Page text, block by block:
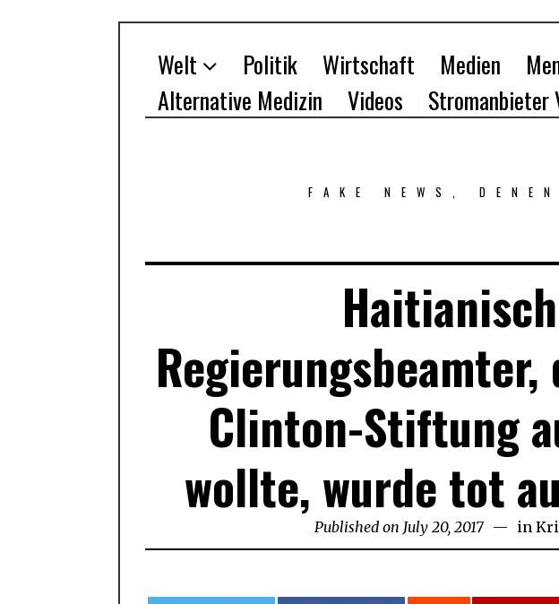
Welt Politik Wirtschaft Medien
Alternative Medizin
Videos Stromanbieter
FAKE NEWS,
Clinton-Stiftung
wollte, wurde tot
Published on July 20, 2017July
20,
in